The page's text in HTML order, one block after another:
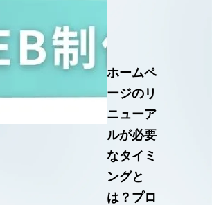
ホームペ
ージのリ
ニューア
ルが必要
なタイミ
ングと
は？プロ